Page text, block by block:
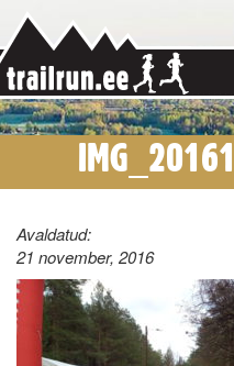
Avaldatud:
21 november, 2016